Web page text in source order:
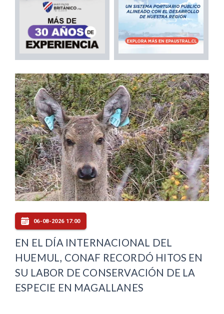
06-08-2026 17:00
EN EL DÍA INTERNACIONAL DEL
HUEMUL, CONAF RECORDÓ HITOS EN
SU LABOR DE CONSERVACIÓN DE LA
ESPECIE EN MAGALLANES